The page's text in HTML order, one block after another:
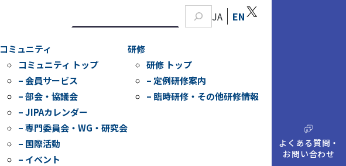
索
JA ENX
コミュニティ
コミュニティ トップ
– 会員サービス
– 部会・協議会
– JIPAカレンダー
– 専門委員会・WG・研究会
– 国際活動
– イベント
研修
研修 トップ
– 定例研修案内
– 臨時研修・その他研修情報
A
Q
よくある質問・
お問い合わせ